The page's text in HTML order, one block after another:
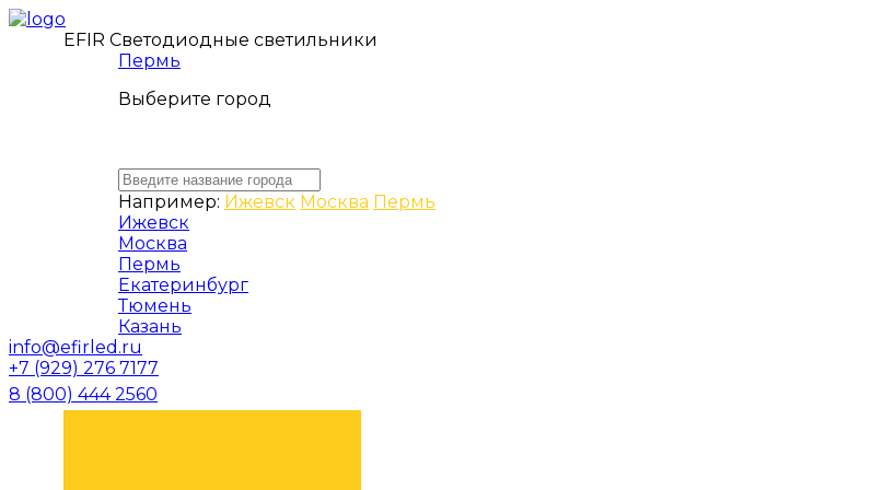
EFIR Светодиодные светильники
Пермь
Выберите город
Например: Ижевск Москва Пермь
Ижевск
Москва
Пермь
Екатеринбург
Тюмень
Казань
info@efirled.ru
+7 (929) 276 7177
8 (800) 444 2560